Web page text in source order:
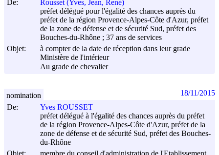
De:
Rousset (Yves, Jean, René)
préfet délégué pour l'égalité des chances auprès du
préfet de la région Provence-Alpes-Côte d'Azur, préfet
de la zone de défense et de sécurité Sud, préfet des
Bouches-du-Rhône ; 37 ans de services
Objet:
à compter de la date de réception dans leur grade
Ministère de l'intérieur
Au grade de chevalier
De:
Yves ROUSSET
préfet délégué à l'égalité des chances auprès du préfet
de la région Provence-Alpes-Côte d'Azur, préfet de la
zone de défense et de sécurité Sud, préfet des Bouches-
du-Rhône
Objet:
membre du conseil d'administration de l'Etablissement
nomination 18/11/2015